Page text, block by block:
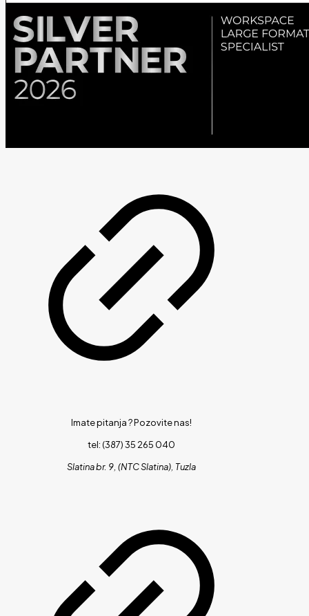
Imate pitanja ?Pozovite nas!
tel: (387) 35 265 040
Slatina br. 9, (NTC Slatina), Tuzla